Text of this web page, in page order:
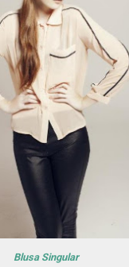
Blusa Singular